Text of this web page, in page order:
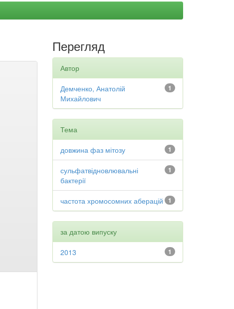
Перегляд
Автор
1
Демченко, Анатолій
Михайлович
Тема
1
довжина фаз мітозу
1
сульфатвідновлювальні
бактерії
1
частота хромосомних аберацій
за датою випуску
1
2013